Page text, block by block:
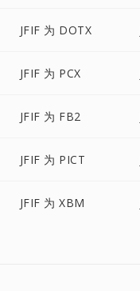
JFIF 为 DOTX
JFIF 为 PCX
JFIF 为 FB2
JFIF 为 PICT
JFIF 为 XBM